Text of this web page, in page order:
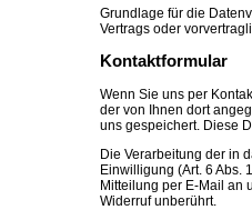
Grundlage für die
Vertrags oder
Kontaktformular
Wenn Sie uns per
der von Ihnen dort
uns gespeichert. Diese
Die Verarbeitung der in
Einwilligung (Art. 6 Abs.
Mitteilung per E-Mail an
Widerruf unberührt.